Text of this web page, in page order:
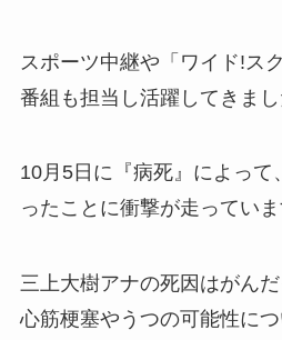
スポーツ中継や「ワイド!ス
番組も担当し活躍してきまし
10月5日に『病死』によって
ったことに衝撃が走っていま
三上大樹アナの死因はがん
心筋梗塞やうつの可能性に